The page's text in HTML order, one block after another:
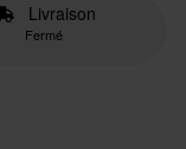
Livraison
Fermé